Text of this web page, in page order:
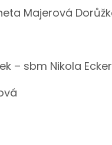
Majerová
– sbm Nikola